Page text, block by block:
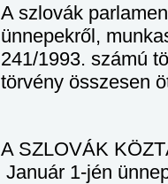
A szlovák
ünnepekről,
241/1993. számú
törvény összesen
A SZLOVÁK
Január 1-jén